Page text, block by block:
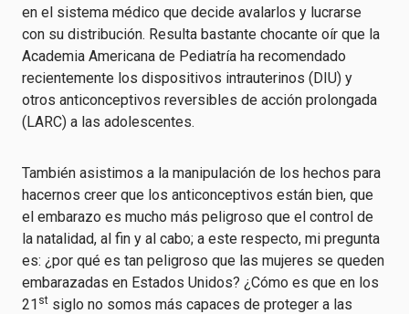
en el sistema médico que decide avalarlos y lucrarse
con su distribución. Resulta bastante chocante oír que la
Academia Americana de Pediatría ha recomendado
recientemente los dispositivos intrauterinos (DIU) y
otros anticonceptivos reversibles de acción prolongada
(LARC) a las adolescentes.
También asistimos a la manipulación de los hechos para
hacernos creer que los anticonceptivos están bien, que
el embarazo es mucho más peligroso que el control de
la natalidad, al fin y al cabo; a este respecto, mi pregunta
es: ¿por qué es tan peligroso que las mujeres se queden
embarazadas en Estados Unidos? ¿Cómo es que en los
21 st siglo no somos más capaces de proteger a las